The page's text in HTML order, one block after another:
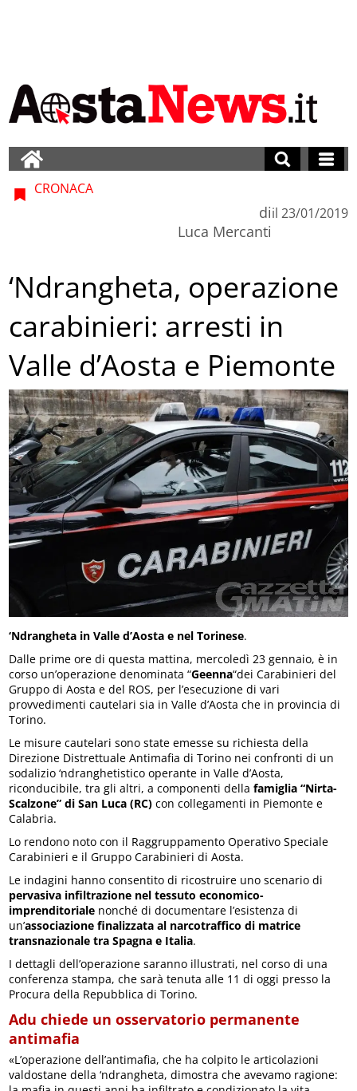
CRONACA
di
Luca Mercanti
il 23/01/2019
‘Ndrangheta, operazione
carabinieri: arresti in
Valle d’Aosta e Piemonte
‘Ndrangheta in Valle d’Aosta e nel Torinese.
Dalle prime ore di questa mattina, mercoledì 23 gennaio, è in
corso un’operazione denominata “Geenna“dei Carabinieri del
Gruppo di Aosta e del ROS, per l’esecuzione di vari
provvedimenti cautelari sia in Valle d’Aosta che in provincia di
Torino.
Le misure cautelari sono state emesse su richiesta della
Direzione Distrettuale Antimafia di Torino nei confronti di un
sodalizio ‘ndranghetistico operante in Valle d’Aosta,
riconducibile, tra gli altri, a componenti dellafamiglia “Nirta-
Scalzone” di San Luca (RC) con collegamenti in Piemonte e
Calabria.
Lo rendono noto con il Raggruppamento Operativo Speciale
Carabinieri e il Gruppo Carabinieri di Aosta.
Le indagini hanno consentito di ricostruire uno scenario di
pervasiva infiltrazione nel tessuto economico-
imprenditoriale nonché di documentare l’esistenza di
un’associazione finalizzata al narcotraffico di matrice
transnazionale tra Spagna e Italia.
I dettagli dell’operazione saranno illustrati, nel corso di una
conferenza stampa, che sarà tenuta alle 11 di oggi presso la
Procura della Repubblica di Torino.
Adu chiede un osservatorio permanente
antimafia
«L’operazione dell’antimafia, che ha colpito le articolazioni
valdostane della ‘ndrangheta, dimostra che avevamo ragione: